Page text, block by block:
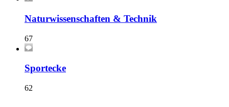
Naturwissenschaften & Technik
67
Sportecke
62